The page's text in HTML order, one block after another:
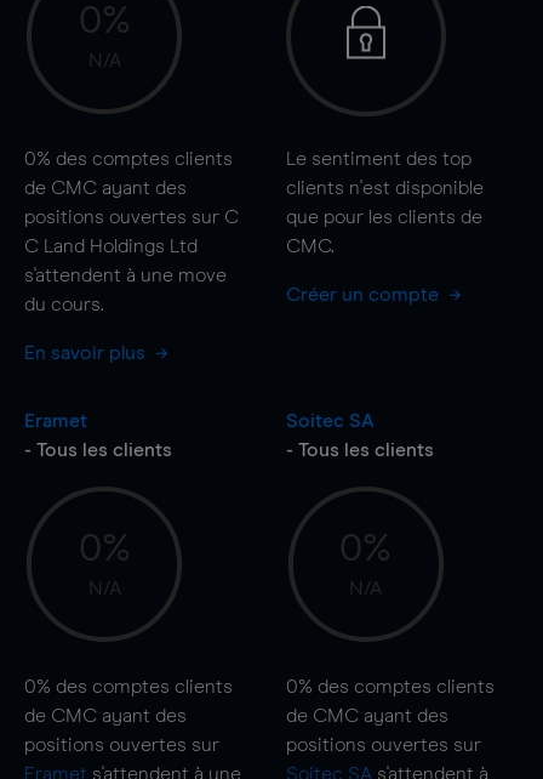
0%
N/A
0% des comptes clients
de CMC ayant des
positions ouvertes sur C
C Land Holdings Ltd
s'attendent à une move
du cours.
En savoir plus
Le sentiment des top
clients n'est disponible
que pour les clients de
CMC.
Créer un compte
Eramet
- Tous les clients
0%
N/A
0% des comptes clients
de CMC ayant des
positions ouvertes sur
Eramet s'attendent à une
Soitec SA
- Tous les clients
0%
N/A
0% des comptes clients
de CMC ayant des
positions ouvertes sur
Soitec SA s'attendent à